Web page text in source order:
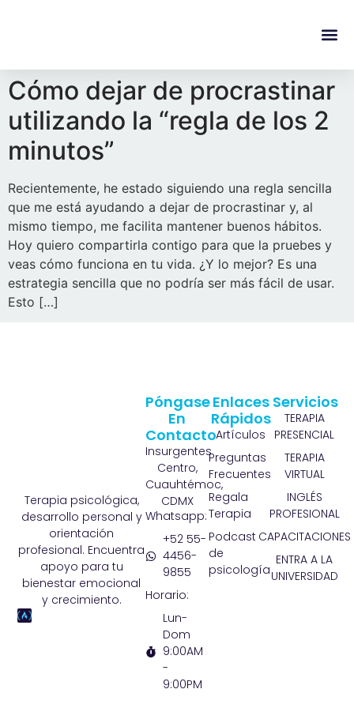
Cómo dejar de procrastinar
utilizando la “regla de los 2
minutos”
Recientemente, he estado siguiendo una regla sencilla
que me está ayudando a dejar de procrastinar y, al
mismo tiempo, me facilita mantener buenos hábitos.
Hoy quiero compartirla contigo para que la pruebes y
veas cómo funciona en tu vida. ¿Y lo mejor? Es una
estrategia sencilla que no podría ser más fácil de usar.
Esto […]
Terapia psicológica,
desarrollo personal y
orientación
profesional. Encuentra
apoyo para tu
bienestar emocional
y crecimiento.
Servicios
TERAPIA
PRESENCIAL
TERAPIA
VIRTUAL
INGLÉS
PROFESIONAL
CAPACITACIONES
ENTRA A LA
UNIVERSIDAD
Enlaces
Rápidos
Artículos
Preguntas
Frecuentes
Regala
Terapia
Podcast
de
psicología
Póngase
En
Contacto
Insurgentes
Centro,
Cuauhtémoc,
CDMX
Whatsapp:
+52 55-
4456-
9855
Horario:
Lun-
Dom
9:00AM
-
9:00PM